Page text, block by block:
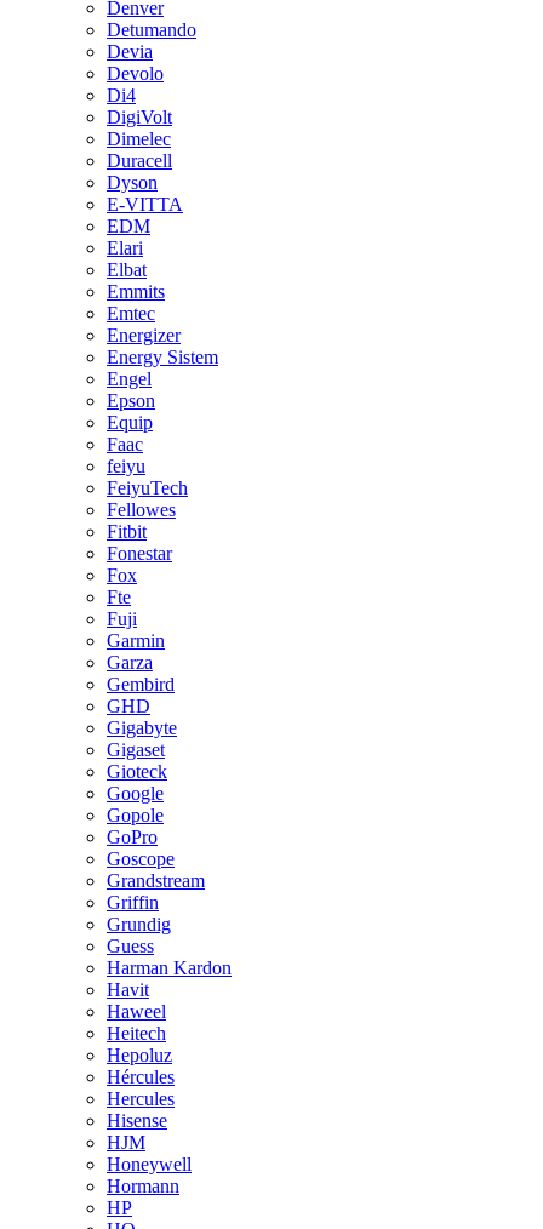
Denver
Detumando
Devia
Devolo
Di4
DigiVolt
Dimelec
Duracell
Dyson
E-VITTA
EDM
Elari
Elbat
Emmits
Emtec
Energizer
Energy Sistem
Engel
Epson
Equip
Faac
feiyu
FeiyuTech
Fellowes
Fitbit
Fonestar
Fox
Fte
Fuji
Garmin
Garza
Gembird
GHD
Gigabyte
Gigaset
Gioteck
Google
Gopole
GoPro
Goscope
Grandstream
Griffin
Grundig
Guess
Harman Kardon
Havit
Haweel
Heitech
Hepoluz
Hércules
Hercules
Hisense
HJM
Honeywell
Hormann
HP